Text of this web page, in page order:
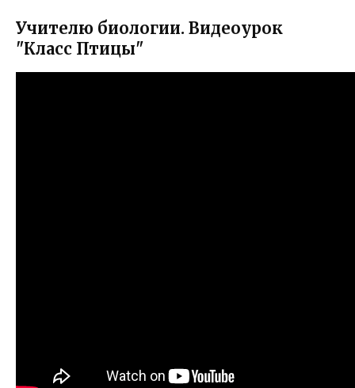
Учителю биологии. Видеоурок
"Класс Птицы"